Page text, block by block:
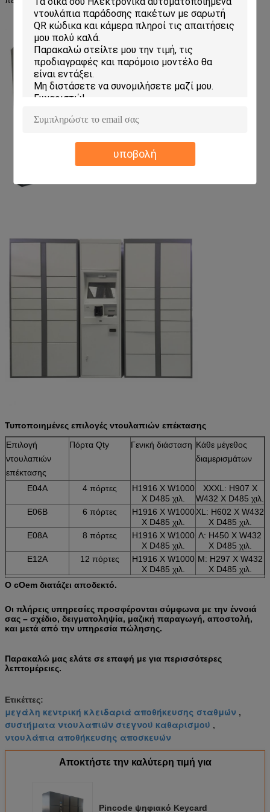
υποβολή
Τυποποιημένες επιλογές ντουλαπιών επέκτασης
Επιλογή
ντουλαπιών
επέκτασης
Πόρτα Qty Γενική διάσταση Κάθε μέγεθος
διαμερισμάτων
E04A 4 πόρτες
H1916 Χ W1000
Χ D485 χιλ.
XXXL: H907 Χ
W432 Χ D485 χιλ.
E06B
6 πόρτες
H1916 Χ W1000
Χ D485 χιλ.
XL: H602 Χ W432
Χ D485 χιλ.
E08A
8 πόρτες
H1916 Χ W1000
Χ D485 χιλ.
Λ: H450 Χ W432
Χ D485 χιλ.
E12A
12 πόρτες
H1916 Χ W1000
Χ D485 χιλ.
Μ: H297 Χ W432
Χ D485 χιλ.
Ο cOem διατάζει αποδεκτό.
Οι πλήρεις υπηρεσίες προσφέρονται σύμφωνα με την έννοιά
σας – σχέδιο, δειγματοληψία, μαζική παραγωγή, αποστολή,
και μετά από την υπηρεσία πώλησης.
Παρακαλώ μας ελάτε σε επαφή με για περισσότερες
λεπτομέρειες.
Ετικέττες:
μεγάλη κεντρική κλειδαριά αποθήκευσης σταθμών ,
συστήματα ντουλαπιών στεγνού καθαρισμού ,
ντουλάπια αποθήκευσης αποσκευών
Αποκτήστε την καλύτερη τιμή για
Pincode ψηφιακό Keycard